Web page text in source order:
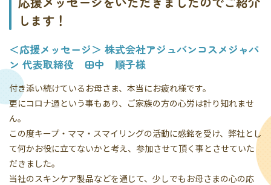
します！
＜応援メッセージ＞ 株式会社アジュバンコスメジャパ
ン 代表取締役 田中 順子様
付き添い続けているお母さま、本当にお疲れ様です。
更にコロナ過という事もあり、ご家族の方の心労は計り知れませ
ん。
この度キープ・ママ・スマイリングの活動に感銘を受け、弊社とし
て何かお役に立てないかと考え、参加させて頂く事とさせていた
だきました。
当社のスキンケア製品などを通じて、少しでもお母さまの心の応